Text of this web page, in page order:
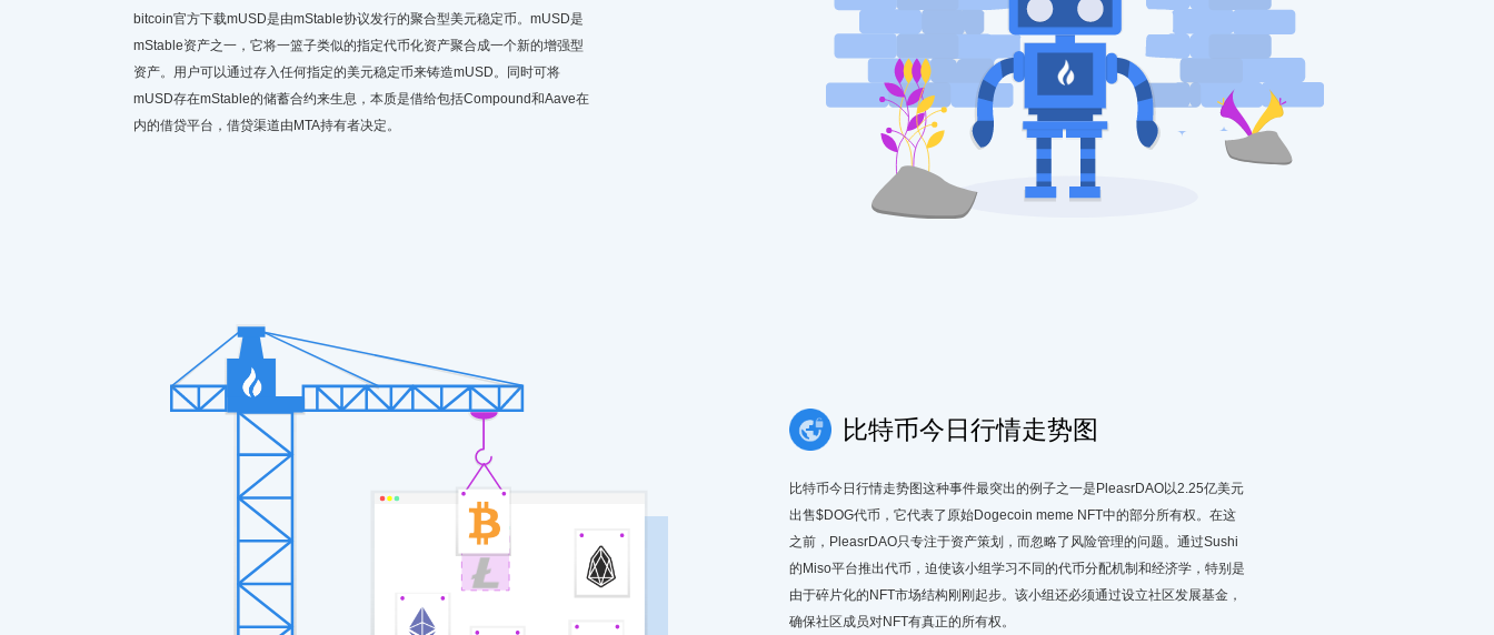
bitcoin官方下载mUSD是由mStable协议发行的聚合型美元稳定币。mUSD是
mStable资产之一，它将一篮子类似的指定代币化资产聚合成一个新的增强型
资产。用户可以通过存入任何指定的美元稳定币来铸造mUSD。同时可将
mUSD存在mStable的储蓄合约来生息，本质是借给包括Compound和Aave在
内的借贷平台，借贷渠道由MTA持有者决定。
比特币今日行情走势图
比特币今日行情走势图这种事件最突出的例子之一是PleasrDAO以2.25亿美元
出售$DOG代币，它代表了原始Dogecoin meme NFT中的部分所有权。在这
之前，PleasrDAO只专注于资产策划，而忽略了风险管理的问题。通过Sushi
的Miso平台推出代币，迫使该小组学习不同的代币分配机制和经济学，特别是
由于碎片化的NFT市场结构刚刚起步。该小组还必须通过设立社区发展基金，
确保社区成员对NFT有真正的所有权。